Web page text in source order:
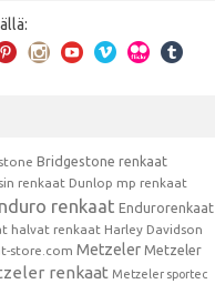
Bridgestone renkaat
renkaat Dunlop mp renkaat
renkaat Endurorenkaat
halvat renkaat Harley Davidson
store.com Metzeler Metzeler
renkaat Metzeler sportec